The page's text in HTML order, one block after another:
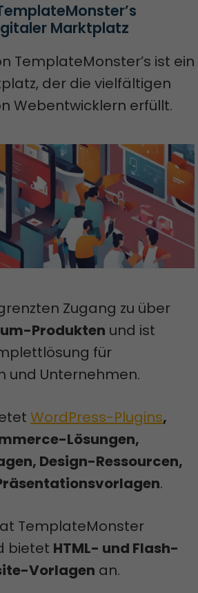
Marktplatz
TemplateMonster’s ist ein
der die vielfältigen
Webentwicklern erfüllt.
Zugang zu über
Produkten und ist
für
und Unternehmen.
WordPress-Plugins,
Lösungen,
Design-Ressourcen,
.
TemplateMonster
bietet HTML- und Flash-
Vorlagen an.